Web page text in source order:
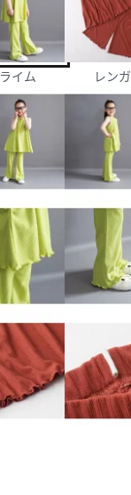
ライム レンガ